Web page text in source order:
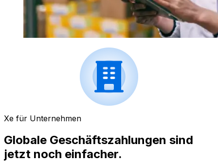
Xe für Unternehmen
Globale Geschäftszahlungen sind
jetzt noch einfacher.